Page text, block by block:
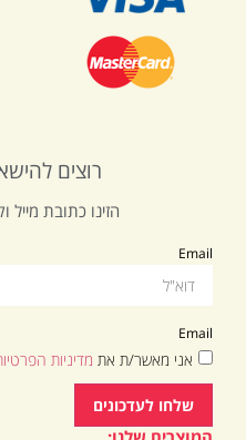
רוצים
הזינו כתובת מייל
Email
Email
אני מאשר/ת את מדיניות
שלחו לעדכונים